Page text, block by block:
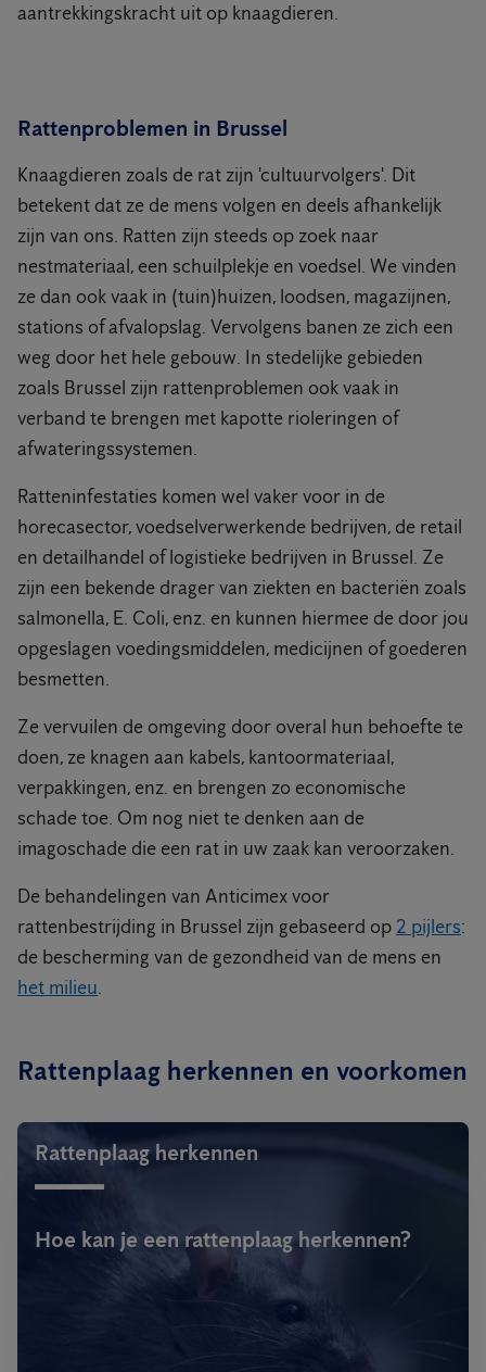
aantrekkingskracht uit op knaagdieren.
Rattenproblemen in Brussel
Knaagdieren zoals de rat zijn 'cultuurvolgers'. Dit
betekent dat ze de mens volgen en deels afhankelijk
zijn van ons. Ratten zijn steeds op zoek naar
nestmateriaal, een schuilplekje en voedsel. We vinden
ze dan ook vaak in (tuin)huizen, loodsen, magazijnen,
stations of afvalopslag. Vervolgens banen ze zich een
weg door het hele gebouw. In stedelijke gebieden
zoals Brussel zijn rattenproblemen ook vaak in
verband te brengen met kapotte rioleringen of
afwateringssystemen.
Ratteninfestaties komen wel vaker voor in de
horecasector, voedselverwerkende bedrijven, de retail
en detailhandel of logistieke bedrijven in Brussel. Ze
zijn een bekende drager van ziekten en bacteriën zoals
salmonella, E. Coli, enz. en kunnen hiermee de door jou
opgeslagen voedingsmiddelen, medicijnen of goederen
besmetten.
Ze vervuilen de omgeving door overal hun behoefte te
doen, ze knagen aan kabels, kantoormateriaal,
verpakkingen, enz. en brengen zo economische
schade toe. Om nog niet te denken aan de
imagoschade die een rat in uw zaak kan veroorzaken.
De behandelingen van Anticimex voor
rattenbestrijding in Brussel zijn gebaseerd op 2 pijlers:
de bescherming van de gezondheid van de mens en
het milieu.
Rattenplaag herkennen en voorkomen
Rattenplaag herkennen
Hoe kan je een rattenplaag herkennen?